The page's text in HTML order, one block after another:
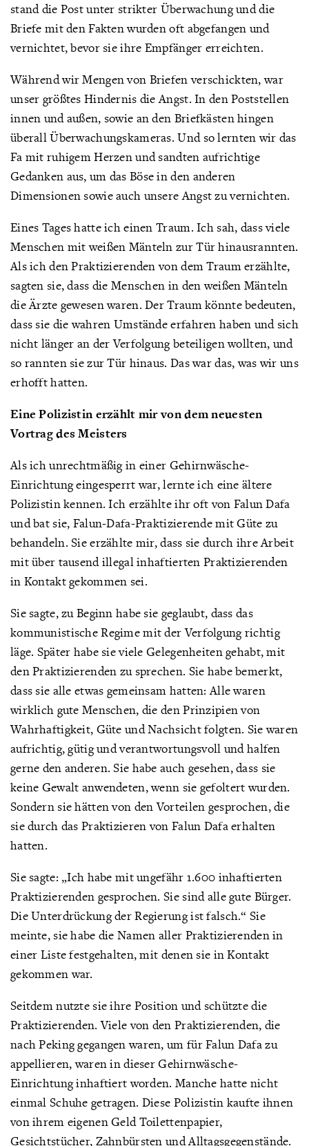
stand die Post unter strikter Überwachung und die
Briefe mit den Fakten wurden oft abgefangen und
vernichtet, bevor sie ihre Empfänger erreichten.
Während wir Mengen von Briefen verschickten, war
unser größtes Hindernis die Angst. In den Poststellen
innen und außen, sowie an den Briefkästen hingen
überall Überwachungskameras. Und so lernten wir das
Fa mit ruhigem Herzen und sandten aufrichtige
Gedanken aus, um das Böse in den anderen
Dimensionen sowie auch unsere Angst zu vernichten.
Eines Tages hatte ich einen Traum. Ich sah, dass viele
Menschen mit weißen Mänteln zur Tür hinausrannten.
Als ich den Praktizierenden von dem Traum erzählte,
sagten sie, dass die Menschen in den weißen Mänteln
die Ärzte gewesen waren. Der Traum könnte bedeuten,
dass sie die wahren Umstände erfahren haben und sich
nicht länger an der Verfolgung beteiligen wollten, und
so rannten sie zur Tür hinaus. Das war das, was wir uns
erhofft hatten.
Eine Polizistin erzählt mir von dem neuesten
Vortrag des Meisters
Als ich unrechtmäßig in einer Gehirnwäsche-
Einrichtung eingesperrt war, lernte ich eine ältere
Polizistin kennen. Ich erzählte ihr oft von Falun Dafa
und bat sie, Falun-Dafa-Praktizierende mit Güte zu
behandeln. Sie erzählte mir, dass sie durch ihre Arbeit
mit über tausend illegal inhaftierten Praktizierenden
in Kontakt gekommen sei.
Sie sagte, zu Beginn habe sie geglaubt, dass das
kommunistische Regime mit der Verfolgung richtig
läge. Später habe sie viele Gelegenheiten gehabt, mit
den Praktizierenden zu sprechen. Sie habe bemerkt,
dass sie alle etwas gemeinsam hatten: Alle waren
wirklich gute Menschen, die den Prinzipien von
Wahrhaftigkeit, Güte und Nachsicht folgten. Sie waren
aufrichtig, gütig und verantwortungsvoll und halfen
gerne den anderen. Sie habe auch gesehen, dass sie
keine Gewalt anwendeten, wenn sie gefoltert wurden.
Sondern sie hätten von den Vorteilen gesprochen, die
sie durch das Praktizieren von Falun Dafa erhalten
hatten.
Sie sagte: „Ich habe mit ungefähr 1.600 inhaftierten
Praktizierenden gesprochen. Sie sind alle gute Bürger.
Die Unterdrückung der Regierung ist falsch.“ Sie
meinte, sie habe die Namen aller Praktizierenden in
einer Liste festgehalten, mit denen sie in Kontakt
gekommen war.
Seitdem nutzte sie ihre Position und schützte die
Praktizierenden. Viele von den Praktizierenden, die
nach Peking gegangen waren, um für Falun Dafa zu
appellieren, waren in dieser Gehirnwäsche-
Einrichtung inhaftiert worden. Manche hatte nicht
einmal Schuhe getragen. Diese Polizistin kaufte ihnen
von ihrem eigenen Geld Toilettenpapier,
Gesichtstücher, Zahnbürsten und Alltagsgegenstände.